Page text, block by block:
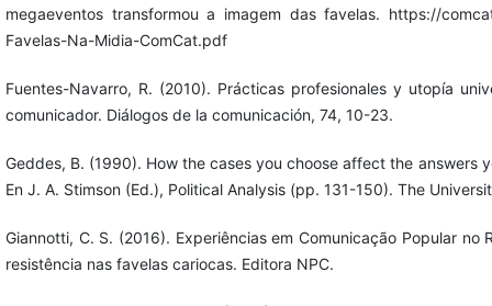
megaeventos transformou a imagem das favelas. https://
Favelas-Na-Midia-ComCat.pdf
Fuentes-Navarro, R. (2010). Prácticas profesionales y utopía
comunicador. Diálogos de la comunicación, 74, 10-23.
Geddes, B. (1990). How the cases you choose affect the answers
En J. A. Stimson (Ed.), Political Analysis (pp. 131-150). The
Giannotti, C. S. (2016). Experiências em Comunicação Popular
resistência nas favelas cariocas. Editora NPC.